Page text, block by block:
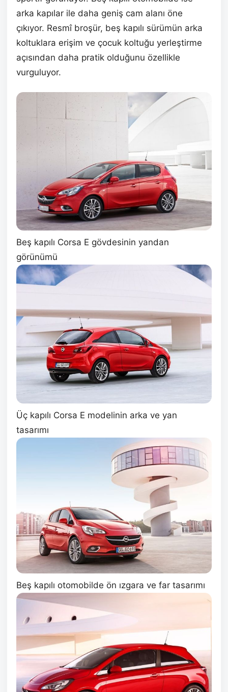
arka kapılar ile daha geniş cam alanı öne
çıkıyor. Resmî broşür, beş kapılı sürümün arka
koltuklara erişim ve çocuk koltuğu yerleştirme
açısından daha pratik olduğunu özellikle
vurguluyor.
Beş kapılı Corsa E gövdesinin yandan
görünümü
Üç kapılı Corsa E modelinin arka ve yan
tasarımı
Beş kapılı otomobilde ön ızgara ve far tasarımı